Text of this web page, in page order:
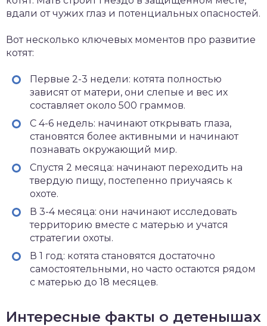
вдали от чужих глаз и потенциальных опасностей.
Вот несколько ключевых моментов про развитие
котят:
Первые 2-3 недели: котята полностью
зависят от матери, они слепые и вес их
составляет около 500 граммов.
С 4-6 недель: начинают открывать глаза,
становятся более активными и начинают
познавать окружающий мир.
Спустя 2 месяца: начинают переходить на
твердую пищу, постепенно приучаясь к
охоте.
В 3-4 месяца: они начинают исследовать
территорию вместе с матерью и учатся
стратегии охоты.
В 1 год: котята становятся достаточно
самостоятельными, но часто остаются рядом
с матерью до 18 месяцев.
Интересные факты о детенышах